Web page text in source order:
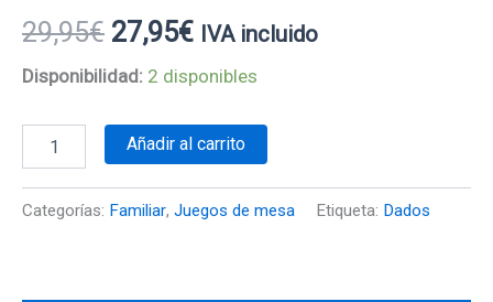
29,95€ 27,95€ IVA incluido
Disponibilidad: 2 disponibles
Añadir al carrito
Categorías: Familiar, Juegos de mesa Etiqueta: Dados